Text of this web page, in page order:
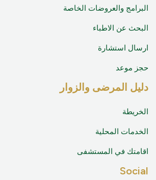
البرامج والعروضات الخاصة
البحث عن الاطباء
ارسال استشارة
حجز موعد
دليل المرضى والزوار
الخريطة
الخدمات المحلية
اقامتك في المستشفى
Social